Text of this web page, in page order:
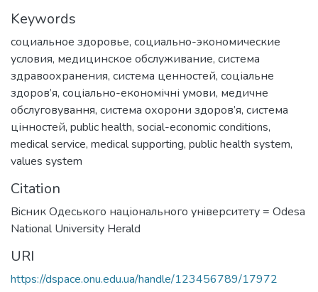
Keywords
социальное здоровье, социально-экономические
условия, медицинское обслуживание, система
здравоохранения, система ценностей, соціальне
здоров’я, соціально-економічні умови, медичне
обслуговування, система охорони здоров’я, система
цінностей, public health, social-economic conditions,
medical service, medical supporting, public health system,
values system
Citation
Вiсник Одеського нацiонального унiверситету = Odesa
National University Herald
URI
https://dspace.onu.edu.ua/handle/123456789/17972